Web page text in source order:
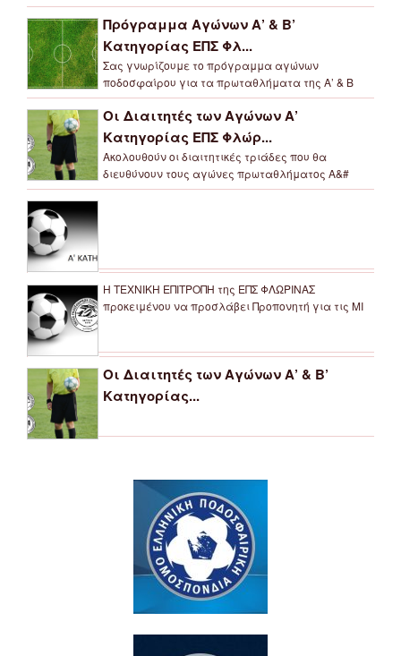
Πρόγραμμα Αγώνων Α’ & Β’
Κατηγορίας ΕΠΣ Φλ...
Σας γνωρίζουμε το πρόγραμμα αγώνων
ποδοσφαίρου για τα πρωταθλήματα της Α’ & Β
Οι Διαιτητές των Αγώνων Α’
Κατηγορίας ΕΠΣ Φλώρ...
Ακολουθούν οι διαιτητικές τριάδες που θα
διευθύνουν τους αγώνες πρωταθλήματος Α&#
Η ΤΕΧΝΙΚΗ ΕΠΙΤΡΟΠΗ της ΕΠΣ ΦΛΩΡΙΝΑΣ
προκειμένου να προσλάβει Προπονητή για τις ΜΙ
Οι Διαιτητές των Αγώνων Α’ & Β’
Κατηγορίας...